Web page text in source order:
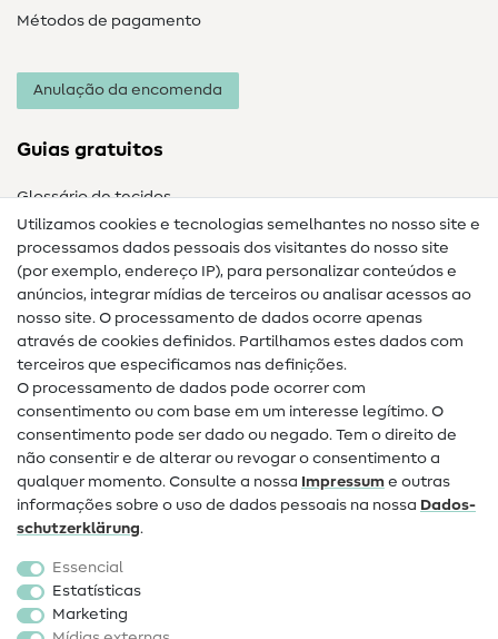
Métodos de pagamento
Anulação da encomenda
Guias gratuitos
Glossário de tecidos
Guias de costura
Ajuda e contacto
Contacto
Mudança de proprietário
Perguntas frequentes (FAQ)
Direito de cancelamento
Popular
Tecidos
Acessórios de costura
Utilizamos cookies e tecnologias semelhantes no nosso site e
processamos dados pessoais dos visitantes do nosso site
(por exemplo, endereço IP), para personalizar conteúdos e
anúncios, integrar mídias de terceiros ou analisar acessos ao
nosso site. O processamento de dados ocorre apenas
através de cookies definidos. Partilhamos estes dados com
terceiros que especificamos nas definições.
O processamento de dados pode ocorrer com
consentimento ou com base em um interesse legítimo. O
consentimento pode ser dado ou negado. Tem o direito de
não consentir e de alterar ou revogar o consentimento a
qualquer momento. Consulte a nossa Impressum e outras
informações sobre o uso de dados pessoais na nossa Dados­
schutz­erklärung.
Essencial
Estatísticas
Marketing